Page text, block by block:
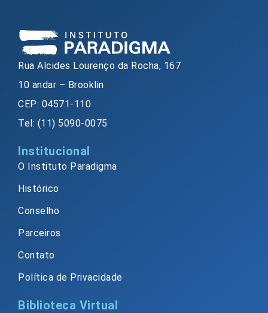
Rua Alcides Lourenço da Rocha, 167
10 andar – Brooklin
CEP: 04571-110
Tel: (11) 5090-0075
Institucional
O Instituto Paradigma
Histórico
Conselho
Parceiros
Contato
Política de Privacidade
Biblioteca Virtual